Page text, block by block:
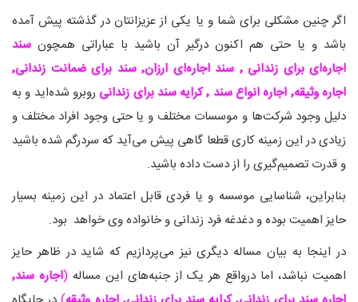
اگر چنین مشکلی برای شما و یا یکی از عزیزانتان در گذشته پیش آمده
باشد و یا حتی هم اکنون درگیر آن باشید با عباراتی همچون سند
اجاره‌ای برای زندانی٬ سند اجاره‌ای ارزان٬ سند برای ضمانت زندانی٬
اجاره وثیقه٬ اجاره انواع سند ٬کرایه سند برای زندانی روبرو شده‌اید و به
دلیل وجود شرکت‌ها و موسسات مختلف و یا حتی وجود افراد مختلف و
زیادی در این زمینه کاری قطعا گاهی پیش می‌آید که سردرگم شده باشید
و قدرت تصمیم‌گیری را از دست داده باشید.
بنابراین، شناسایی موسسه و یا فردی قابل اعتماد در این زمینه بسیار
حایز اهمیت بوده و دغدغه فرد زندانی و خانواده وی خواهد بود.
در اینجا به بیان مساله دیگری نیز می‌پردازیم که شاید در ظاهر حایز
اهمیت نباشد، اما درواقع هر یک از جنبه‌های این مساله (اجاره سند٬